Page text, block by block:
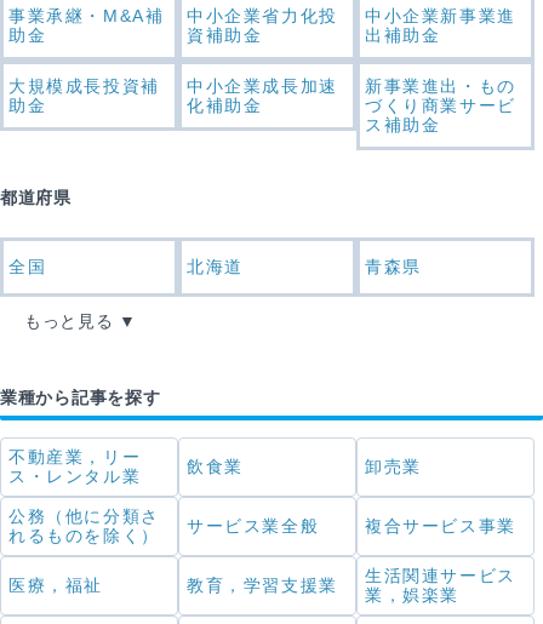
事業承継・M&A補
助金
中小企業省力化投
資補助金
中小企業新事業進
出補助金
大規模成長投資補
助金
中小企業成長加速
化補助金
新事業進出・もの
づくり商業サービ
ス補助金
都道府県
全国 北海道 青森県
もっと見る
業種から記事を探す
不動産業，リー
ス・レンタル業
飲食業 卸売業
公務（他に分類さ
れるものを除く）
サービス業全般 複合サービス事業
医療，福祉 教育，学習支援業
生活関連サービス
業，娯楽業